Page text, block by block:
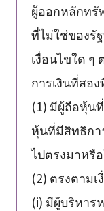
ผู้ออกหลักทรั
ที่ไม่ใช่ของรั
เงื่อนไขใด
การเงินที่สอง
(1) มีผู้ถือหุ้น
หุ้นที่มีสิทธิกา
ไปตรงมาหรื
(2) ตรงตาม
(i) มีผู้บริหาร